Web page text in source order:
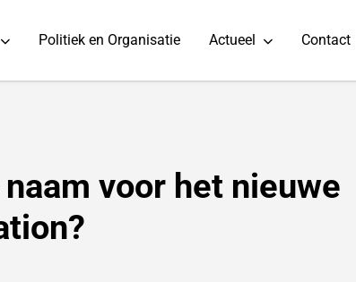
Politiek en Organisatie Actueel Contact
voor het nieuwe